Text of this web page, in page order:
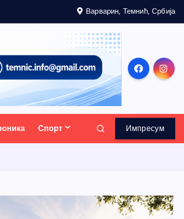
Варварин, Темнић, Србија
Спорт Импресум